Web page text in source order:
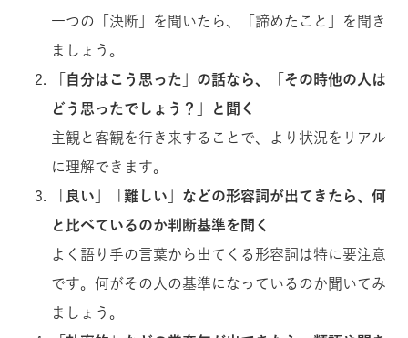
一つの「決断」を聞いたら、「諦めたこと」を聞き
ましょう。
「自分はこう思った」の話なら、「その時他の人は
どう思ったでしょう？」と聞く
主観と客観を行き来することで、より状況をリアル
に理解できます。
「良い」「難しい」などの形容詞が出てきたら、何
と比べているのか判断基準を聞く
よく語り手の言葉から出てくる形容詞は特に要注意
です。何がその人の基準になっているのか聞いてみ
ましょう。